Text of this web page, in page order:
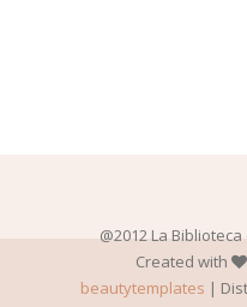
@2012 La Biblioteca
Created with
beautytemplates |